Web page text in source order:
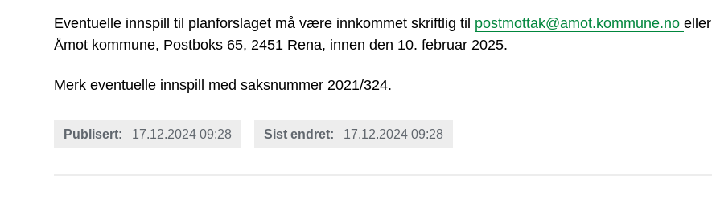
Eventuelle innspill til planforslaget må være innkommet skriftlig til postmottak@amot.kommune.noeller
Åmot kommune, Postboks 65, 2451 Rena, innen den 10. februar 2025.
Merk eventuelle innspill med saksnummer 2021/324.
Publisert 17.12.2024 09:28 Sist endret 17.12.2024 09:28